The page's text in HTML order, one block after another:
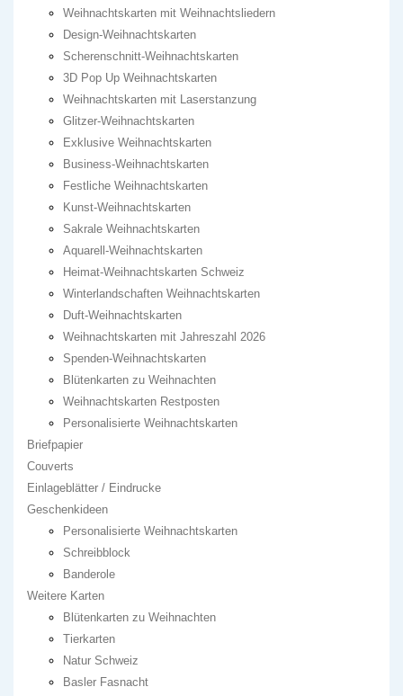
Weihnachtskarten mit Weihnachtsliedern
Design-Weihnachtskarten
Scherenschnitt-Weihnachtskarten
3D Pop Up Weihnachtskarten
Weihnachtskarten mit Laserstanzung
Glitzer-Weihnachtskarten
Exklusive Weihnachtskarten
Business-Weihnachtskarten
Festliche Weihnachtskarten
Kunst-Weihnachtskarten
Sakrale Weihnachtskarten
Aquarell-Weihnachtskarten
Heimat-Weihnachtskarten Schweiz
Winterlandschaften Weihnachtskarten
Duft-Weihnachtskarten
Weihnachtskarten mit Jahreszahl 2026
Spenden-Weihnachtskarten
Blütenkarten zu Weihnachten
Weihnachtskarten Restposten
Personalisierte Weihnachtskarten
Briefpapier
Couverts
Einlageblätter / Eindrucke
Geschenkideen
Personalisierte Weihnachtskarten
Schreibblock
Banderole
Weitere Karten
Blütenkarten zu Weihnachten
Tierkarten
Natur Schweiz
Basler Fasnacht